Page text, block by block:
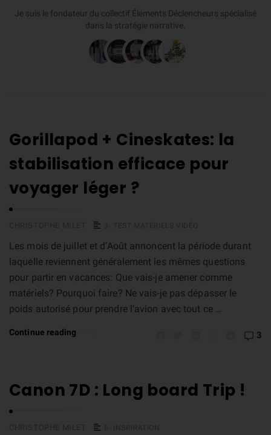
Je suis le fondateur du collectif Éléments Déclencheurs spécialisé
dans la stratégie narrative.
Gorillapod + Cineskates: la
stabilisation efficace pour
voyager léger ?
Les mois de juillet et d’Août annoncent la période durant
laquelle reviennent généralement les mêmes questions
pour partir en vacances: Que vais-je amener comme
matériels? Pourquoi faire? Ne vais-je pas dépasser le
poids autorisé pour prendre l’avion avec tout ce …
Continue reading 3
Canon 7D : Long board Trip !